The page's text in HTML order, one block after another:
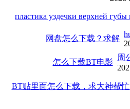
пластика уздечки верхней губы
网盘怎么下载？求解
怎么下载BT电影
周
BT贴里面怎么下载，求大神帮